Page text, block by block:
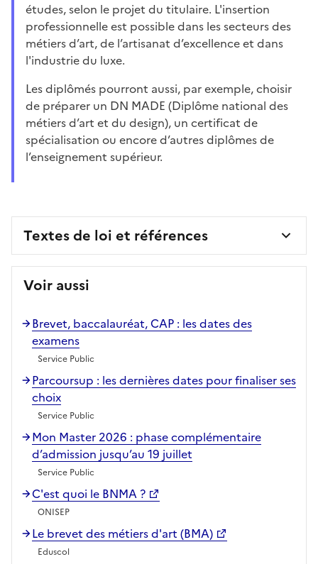
études, selon le projet du titulaire. L'insertion
professionnelle est possible dans les secteurs des
métiers d’art, de l’artisanat d’excellence et dans
l'industrie du luxe.
Les diplômés pourront aussi, par exemple, choisir
de préparer un DN MADE (Diplôme national des
métiers d’art et du design), un certificat de
spécialisation ou encore d’autres diplômes de
l’enseignement supérieur.
Textes de loi et références
Voir aussi
Brevet, baccalauréat, CAP : les dates des
examens
Service Public
Parcoursup : les dernières dates pour finaliser ses
choix
Service Public
Mon Master 2026 : phase complémentaire
d’admission jusqu’au 19 juillet
Service Public
C'est quoi le BNMA ?
ONISEP
Le brevet des métiers d'art (BMA)
Eduscol